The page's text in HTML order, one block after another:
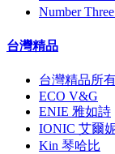
Number
台灣精品
台灣精品所
ECO V&G
ENIE 雅如詩
IONIC 艾爾
Kin 琴哈比